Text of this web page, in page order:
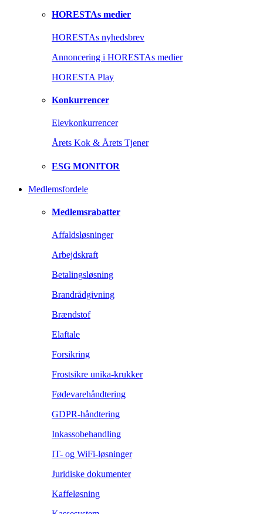
HORESTAs medier
HORESTAs nyhedsbrev
Annoncering i HORESTAs medier
HORESTA Play
Konkurrencer
Elevkonkurrencer
Årets Kok & Årets Tjener
ESG MONITOR
Medlemsfordele
Medlemsrabatter
Affaldsløsninger
Arbejdskraft
Betalingsløsning
Brandrådgivning
Brændstof
Elaftale
Forsikring
Frostsikre unika-krukker
Fødevarehåndtering
GDPR-håndtering
Inkassobehandling
IT- og WiFi-løsninger
Juridiske dokumenter
Kaffeløsning